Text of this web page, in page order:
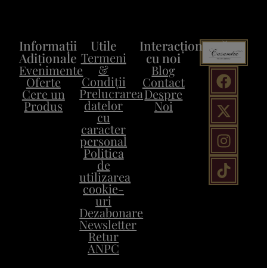
Interacționează
cu noi
Blog
Contact
Despre
Noi
Utile
Termeni
&
Condiții
Prelucrarea
datelor
cu
caracter
personal
Politica
de
utilizarea
cookie-
uri
Dezabonare
Newsletter
Retur
ANPC
Informații
Adiționale
Evenimente
Oferte
Cere un
Produs